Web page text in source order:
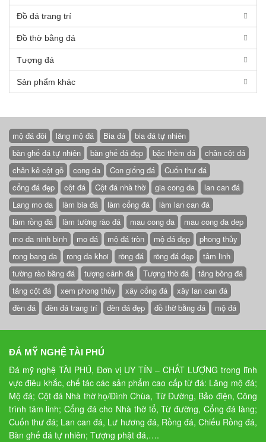
Đồ đá trang trí
Đồ thờ bằng đá
Tượng đá
Sản phẩm khác
mộ đá đôi lăng mộ đá Bia đá
bia đá tự nhiên
bàn ghế đá tự nhiên
bàn ghế đá đẹp bậc thềm đá
chân cột đá
chân kê cột gỗ
cong da Con giống đá
Cuốn thư đá
cổng đá đẹp
cột đá Cột đá nhà thờ gia cong da
lan can đá
Lang mo da
làm bia đá làm cổng đá
làm lan can đá
làm rồng đá
làm tường rào đá mau cong da
mau cong da dep
mo da ninh binh
mo đá mộ đá tròn mộ đá đẹp
phong thủy
rong bang da
rong da khoi rồng đá rồng đá đẹp
tâm linh
tường rào bằng đá
tượng cảnh đá Tượng thờ đá
tảng bồng đá
tảng cột đá
xem phong thủy xây cổng đá
xây lan can đá
đèn đá
đèn đá trang trí đèn đá đẹp đồ thờ bằng đá mộ đá
ĐÁ MỸ NGHỆ TÀI PHÚ
Đá mỹ nghệ TÀI PHÚ, Đơn vị UY TÍN – CHẤT LƯỢNG trong lĩnh
vực điêu khắc, chế tác các sản phẩm cao cấp từ đá: Lăng mộ đá;
Mộ đá; Cột đá Nhà thờ họ/Đình Chùa, Từ Đường, Bảo điện, Công
trình tâm linh; Cổng đá cho Nhà thờ tổ, Từ đường, Cổng đá làng;
Cuốn thư đá; Lan can đá, Lư hương đá, Rồng đá, Chiếu Rồng đá,
Bàn ghế đá tự nhiên; Tượng phật đá,….